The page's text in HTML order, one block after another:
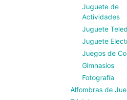
Juguete de
Actividades
Juguete
Juguete
Juegos de
Gimnasios
Fotografía
Alfombras de